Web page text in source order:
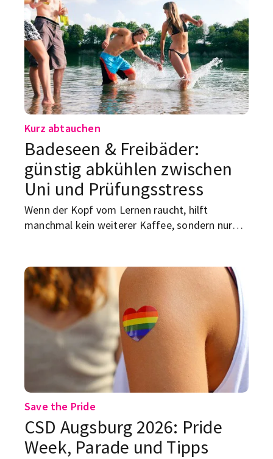
Kurz abtauchen
Badeseen & Freibäder:
günstig abkühlen zwischen
Uni und Prüfungsstress
Wenn der Kopf vom Lernen raucht, hilft
manchmal kein weiterer Kaffee, sondern nur
und deine Prüfungsrealität für ein paar Stunden
ausblenden kannst. Von kostenlosen Badeseen
bis zu Freibädern mit Studierendenrabatt: Hier
kommt dein Sommer-Guide für die beste
Abkühlung zwischen Uni, Nebenjob und
Klausuren.
Save the Pride
CSD Augsburg 2026: Pride
Week, Parade und Tipps